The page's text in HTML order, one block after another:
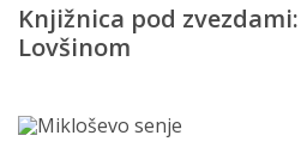
Knjižnica pod
Lovšinom